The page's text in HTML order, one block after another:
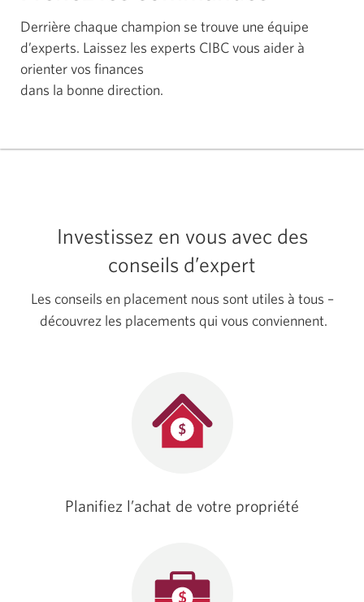
Derrière chaque champion se trouve une équipe
d’experts. Laissez les experts CIBC vous aider à
orienter vos finances
dans la bonne direction.
Investissez en vous avec des
conseils d’expert
Les conseils en placement nous sont utiles à tous –
découvrez les placements qui vous conviennent.
Planifiez l’achat de votre propriété